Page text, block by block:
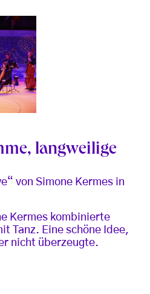
langweilige
von Simone Kermes in
Kermes kombinierte
Tanz. Eine schöne Idee,
nicht überzeugte.